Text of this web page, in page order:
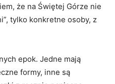
że na Świętej Górze nie
tylko konkretne osoby, z
epok. Jedne mają
formy, inne są